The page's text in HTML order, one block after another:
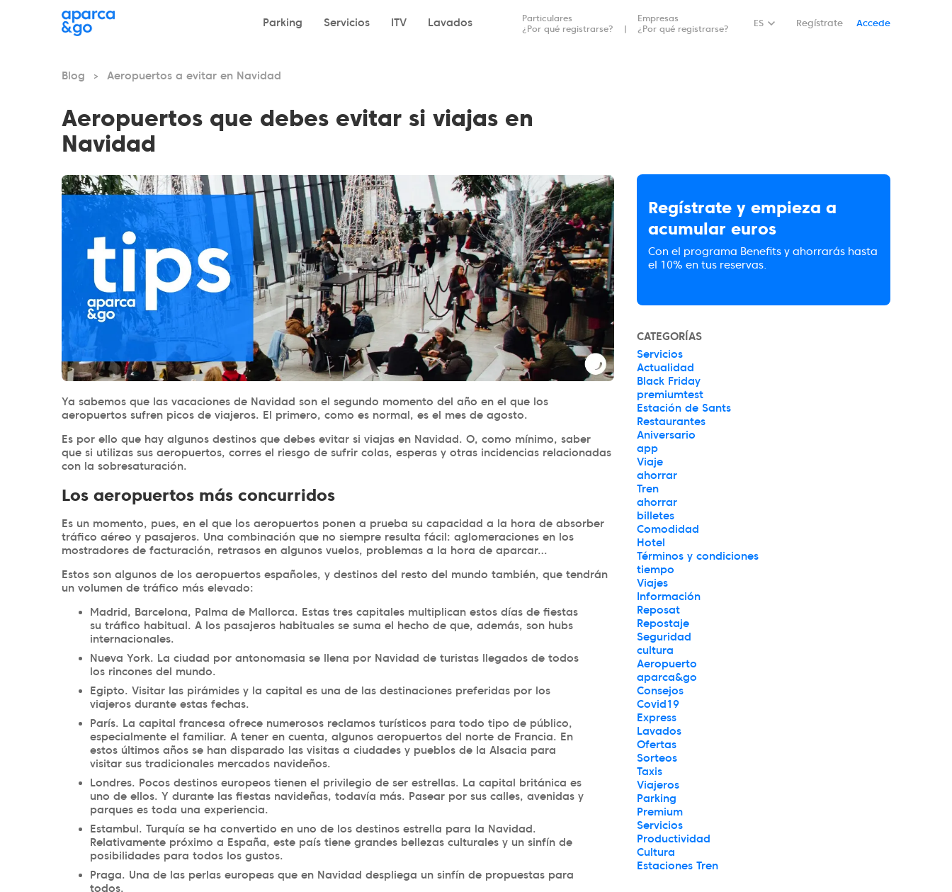
Parking Servicios ITV Lavados
Particulares
¿Por qué registrarse?
Empresas
¿Por qué registrarse?
ES Regístrate Accede
Blog > Aeropuertos a evitar en Navidad
Aeropuertos que debes evitar si viajas en
Navidad
Ya sabemos que las vacaciones de Navidad son el segundo momento del año en el que los
aeropuertos sufren picos de viajeros. El primero, como es normal, es el mes de agosto.
Es por ello que hay algunos destinos que debes evitar si viajas en Navidad. O, como mínimo, saber
que si utilizas sus aeropuertos, corres el riesgo de sufrir colas, esperas y otras incidencias relacionadas
con la sobresaturación.
Los aeropuertos más concurridos
Es un momento, pues, en el que los aeropuertos ponen a prueba su capacidad a la hora de absorber
tráfico aéreo y pasajeros. Una combinación que no siempre resulta fácil: aglomeraciones en los
mostradores de facturación, retrasos en algunos vuelos, problemas a la hora de aparcar…
Estos son algunos de los aeropuertos españoles, y destinos del resto del mundo también, que tendrán
un volumen de tráfico más elevado:
Madrid, Barcelona, Palma de Mallorca. Estas tres capitales multiplican estos días de fiestas
su tráfico habitual. A los pasajeros habituales se suma el hecho de que, además, son hubs
internacionales.
Nueva York. La ciudad por antonomasia se llena por Navidad de turistas llegados de todos
los rincones del mundo.
Egipto. Visitar las pirámides y la capital es una de las destinaciones preferidas por los
viajeros durante estas fechas.
París. La capital francesa ofrece numerosos reclamos turísticos para todo tipo de público,
especialmente el familiar. A tener en cuenta, algunos aeropuertos del norte de Francia. En
estos últimos años se han disparado las visitas a ciudades y pueblos de la Alsacia para
visitar sus tradicionales mercados navideños.
Londres. Pocos destinos europeos tienen el privilegio de ser estrellas. La capital británica es
uno de ellos. Y durante las fiestas navideñas, todavía más. Pasear por sus calles, avenidas y
parques es toda una experiencia.
Estambul. Turquía se ha convertido en uno de los destinos estrella para la Navidad.
Relativamente próximo a España, este país tiene grandes bellezas culturales y un sinfín de
posibilidades para todos los gustos.
Praga. Una de las perlas europeas que en Navidad despliega un sinfín de propuestas para
todos.
Regístrate y empieza a
acumular euros
Con el programa Benefits y ahorrarás hasta
el 10% en tus reservas.
CATEGORÍAS
Servicios
Actualidad
Black Friday
premiumtest
Estación de Sants
Restaurantes
Aniversario
app
Viaje
ahorrar
Tren
ahorrar
billetes
Comodidad
Hotel
Términos y condiciones
tiempo
Viajes
Información
Reposat
Repostaje
Seguridad
cultura
Aeropuerto
aparca&go
Consejos
Covid19
Express
Lavados
Ofertas
Sorteos
Taxis
Viajeros
Parking
Premium
Servicios
Productividad
Cultura
Estaciones Tren